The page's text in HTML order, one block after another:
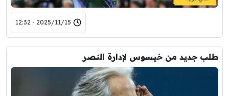
2025/11/15 - 12:32
طلب جديد من خيسوس لإدارة النصر